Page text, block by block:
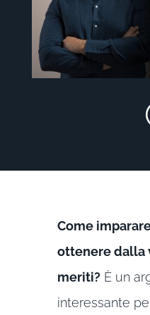
Come
ottenere dalla
meriti? È un
interessante